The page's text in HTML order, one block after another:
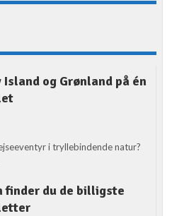
Island og Grønland på én
i tryllebindende natur?
finder du de billigste